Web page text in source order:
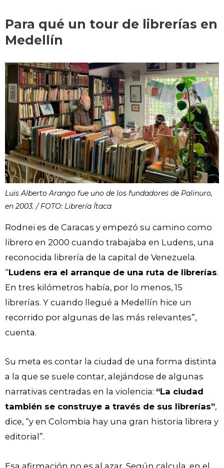
Para qué un tour de librerías en
Medellín
Luis Alberto Arango fue uno de los fundadores de Palinuro,
en 2003. / FOTO: Librería Ítaca
Rodnei es de Caracas y empezó su camino como
librero en 2000 cuando trabajaba en Ludens, una
reconocida librería de la capital de Venezuela.
“Ludens era el arranque de una ruta de librerías.
En tres kilómetros había, por lo menos, 15
librerías. Y cuando llegué a Medellín hice un
recorrido por algunas de las más relevantes”,
cuenta.
Su meta es contar la ciudad de una forma distinta
a la que se suele contar, alejándose de algunas
narrativas centradas en la violencia: “La ciudad
también se construye a través de sus librerías”,
dice, “y en Colombia hay una gran historia librera y
editorial”.
Esa afirmación no es al azar. Según calcula, en el